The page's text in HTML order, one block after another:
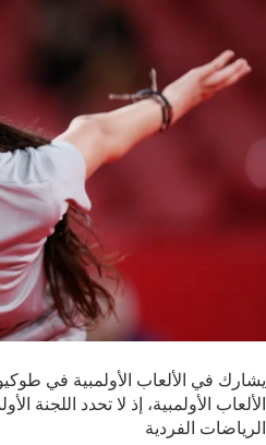
يشارك في الألعاب الأولمبية في
الألعاب الأولمبية، إذ لا تحدد اللجنة
الرياضات الفردية